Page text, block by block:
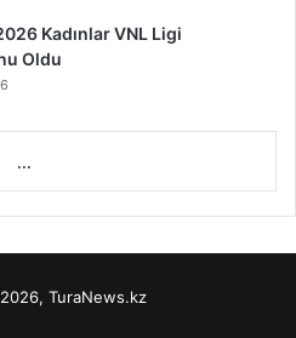
Kadınlar VNL Ligi
Oldu
...
TuraNews.kz